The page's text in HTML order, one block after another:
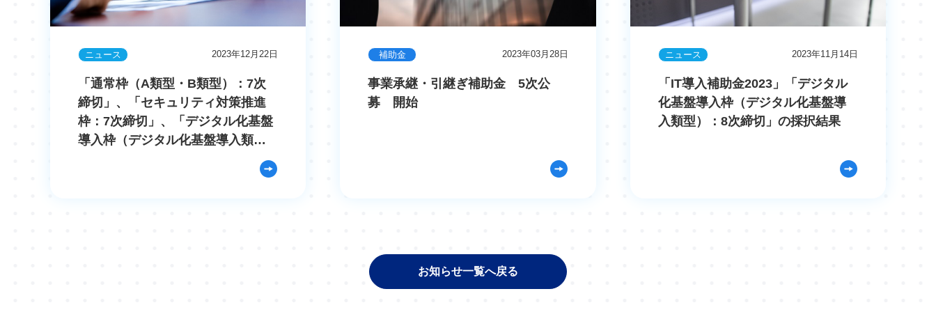
ニュース 2023年12月22日
「通常枠（A類型・B類型）：7次
締切」、「セキュリティ対策推進
枠：7次締切」、「デジタル化基盤
導入枠（デジタル化基盤導入類
補助金 2023年03月28日
事業承継・引継ぎ補助金 5次公
募 開始
ニュース 2023年11月14日
「IT導入補助金2023」「デジタル
化基盤導入枠（デジタル化基盤導
入類型）：8次締切」の採択結果
お知らせ一覧へ戻る